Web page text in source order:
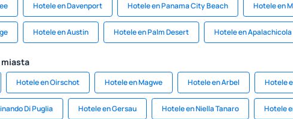
Hotele en Davenport Hotele en Panama City Beach Hotele en
Hotele en Austin Hotele en Palm Desert Hotele en Apalachicola
miasta
Hotele en Oirschot Hotele en Magwe Hotele en Arbel Hotele
Di Puglia Hotele en Gersau Hotele en Niella Tanaro Hotele